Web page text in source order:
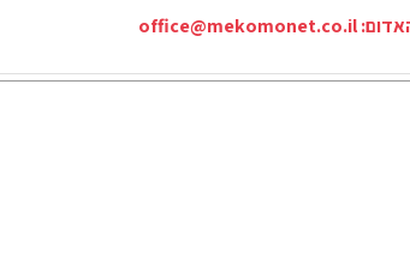
office@mekomonet.co.il